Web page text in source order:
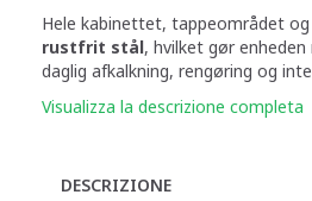
Hele kabinettet, tappeområdet
rustfrit stål, hvilket gør
daglig afkalkning, rengøring og
Visualizza la descrizione completa
DESCRIZIONE